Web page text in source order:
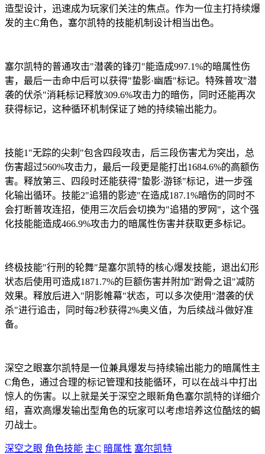
造型设计，迅速成为玩家们关注的焦点。作为一位主打持续爆
发的主C角色，塞尔凯特的技能机制设计相当出色。
塞尔凯特的普通攻击"潜袭的锋刃"能造成997.1%的暗属性伤
害，最后一击命中后可以获得"蛰影·幽盾"标记。特殊普攻"潜
袭的伏杀"消耗标记释放309.6%攻击力的暗伤，同时还能再次
获得标记，这种循环机制保证了她的持续输出能力。
技能1"无踪的尖刺"包含四段攻击，后三段伤害尤为突出，总
伤害超过560%攻击力，最后一段更是能打出1684.6%的高额伤
害。释放第三、四段时还能获得"蛰影·游铩"标记，进一步强
化输出循环。技能2"追猎的影迹"在造成187.1%暗伤的同时不
会打断普攻连招，使用三次后会切换为"追猎的罗网"，这个强
化技能能造成466.9%攻击力的暗属性伤害并获取更多标记。
终极技能"行刑的轮舞"是塞尔凯特的核心爆发技能，退出幻形
状态后使用可造成1871.7%的巨额伤害并附加"跗骨之诅"减防
效果。释放后进入"阴影帷幕"状态，可以多次使用"潜袭的伏
杀"进行追击，同时每2秒获得2%奥义值，为后续战斗做好准
备。
深空之眼塞尔凯特是一位兼具爆发与持续输出能力的暗属性主
C角色，通过合理的标记管理和技能循环，可以在战斗中打出
惊人的伤害。以上就是关于深空之眼新角色塞尔凯特的详细介
绍，喜欢高爆发输出型角色的玩家可以考虑培养这位酷炫的蝎
刃战士。
深空之眼 角色技能 主C 暗属性 塞尔凯特